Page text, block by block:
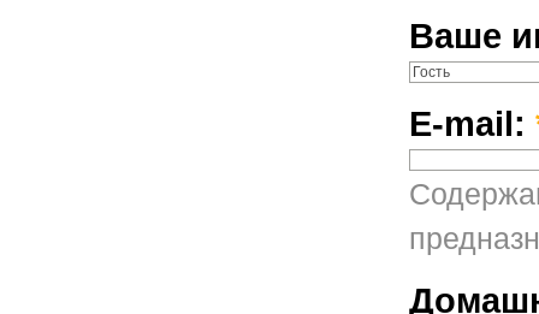
Ваше
E-mail: